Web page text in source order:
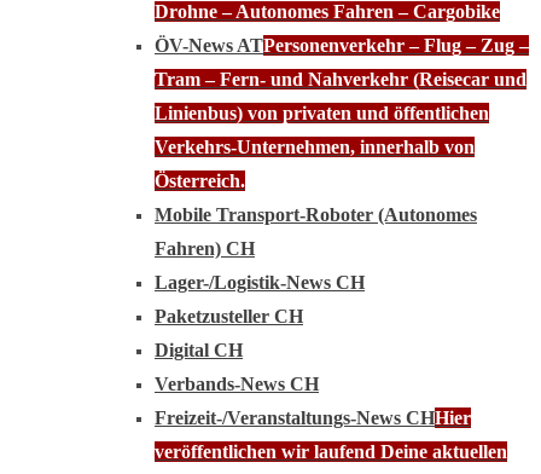
Drohne – Autonomes Fahren – Cargobike
ÖV-News ATPersonenverkehr – Flug – Zug –
Tram – Fern- und Nahverkehr (Reisecar und
Linienbus) von privaten und öffentlichen
Verkehrs-Unternehmen, innerhalb von
Österreich.
Mobile Transport-Roboter (Autonomes
Fahren) CH
Lager-/Logistik-News CH
Paketzusteller CH
Digital CH
Verbands-News CH
Freizeit-/Veranstaltungs-News CHHier
veröffentlichen wir laufend Deine aktuellen